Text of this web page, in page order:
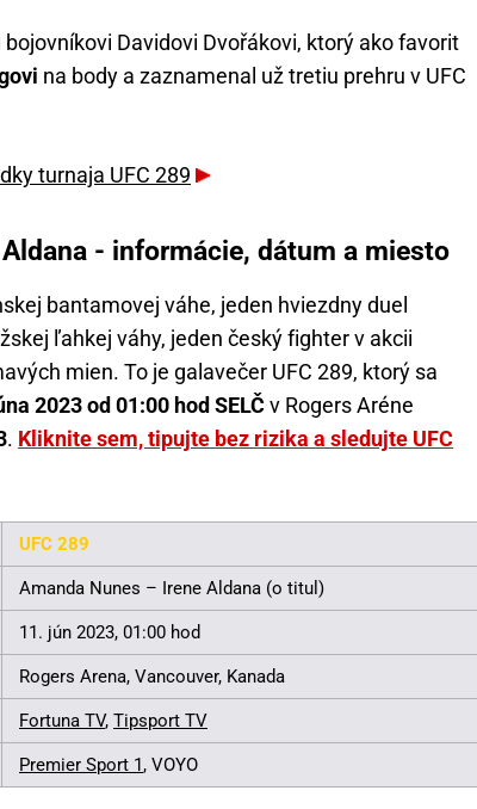
Davidovi Dvořákovi, ktorý ako favorit
na body a zaznamenal už tretiu prehru v UFC
turnaja UFC 289
- informácie, dátum a miesto
bantamovej váhe, jeden hviezdny duel
ľahkej váhy, jeden český fighter v akcii
mien. To je galavečer UFC 289, ktorý sa
2023 od 01:00 hod SELČv Rogers Aréne
. Kliknite sem, tipujte bez rizika a sledujte UFC
UFC 289
Amanda Nunes – Irene Aldana (o titul)
11. jún 2023, 01:00 hod
Rogers Arena, Vancouver, Kanada
Fortuna TV, Tipsport TV
Premier Sport 1, VOYO